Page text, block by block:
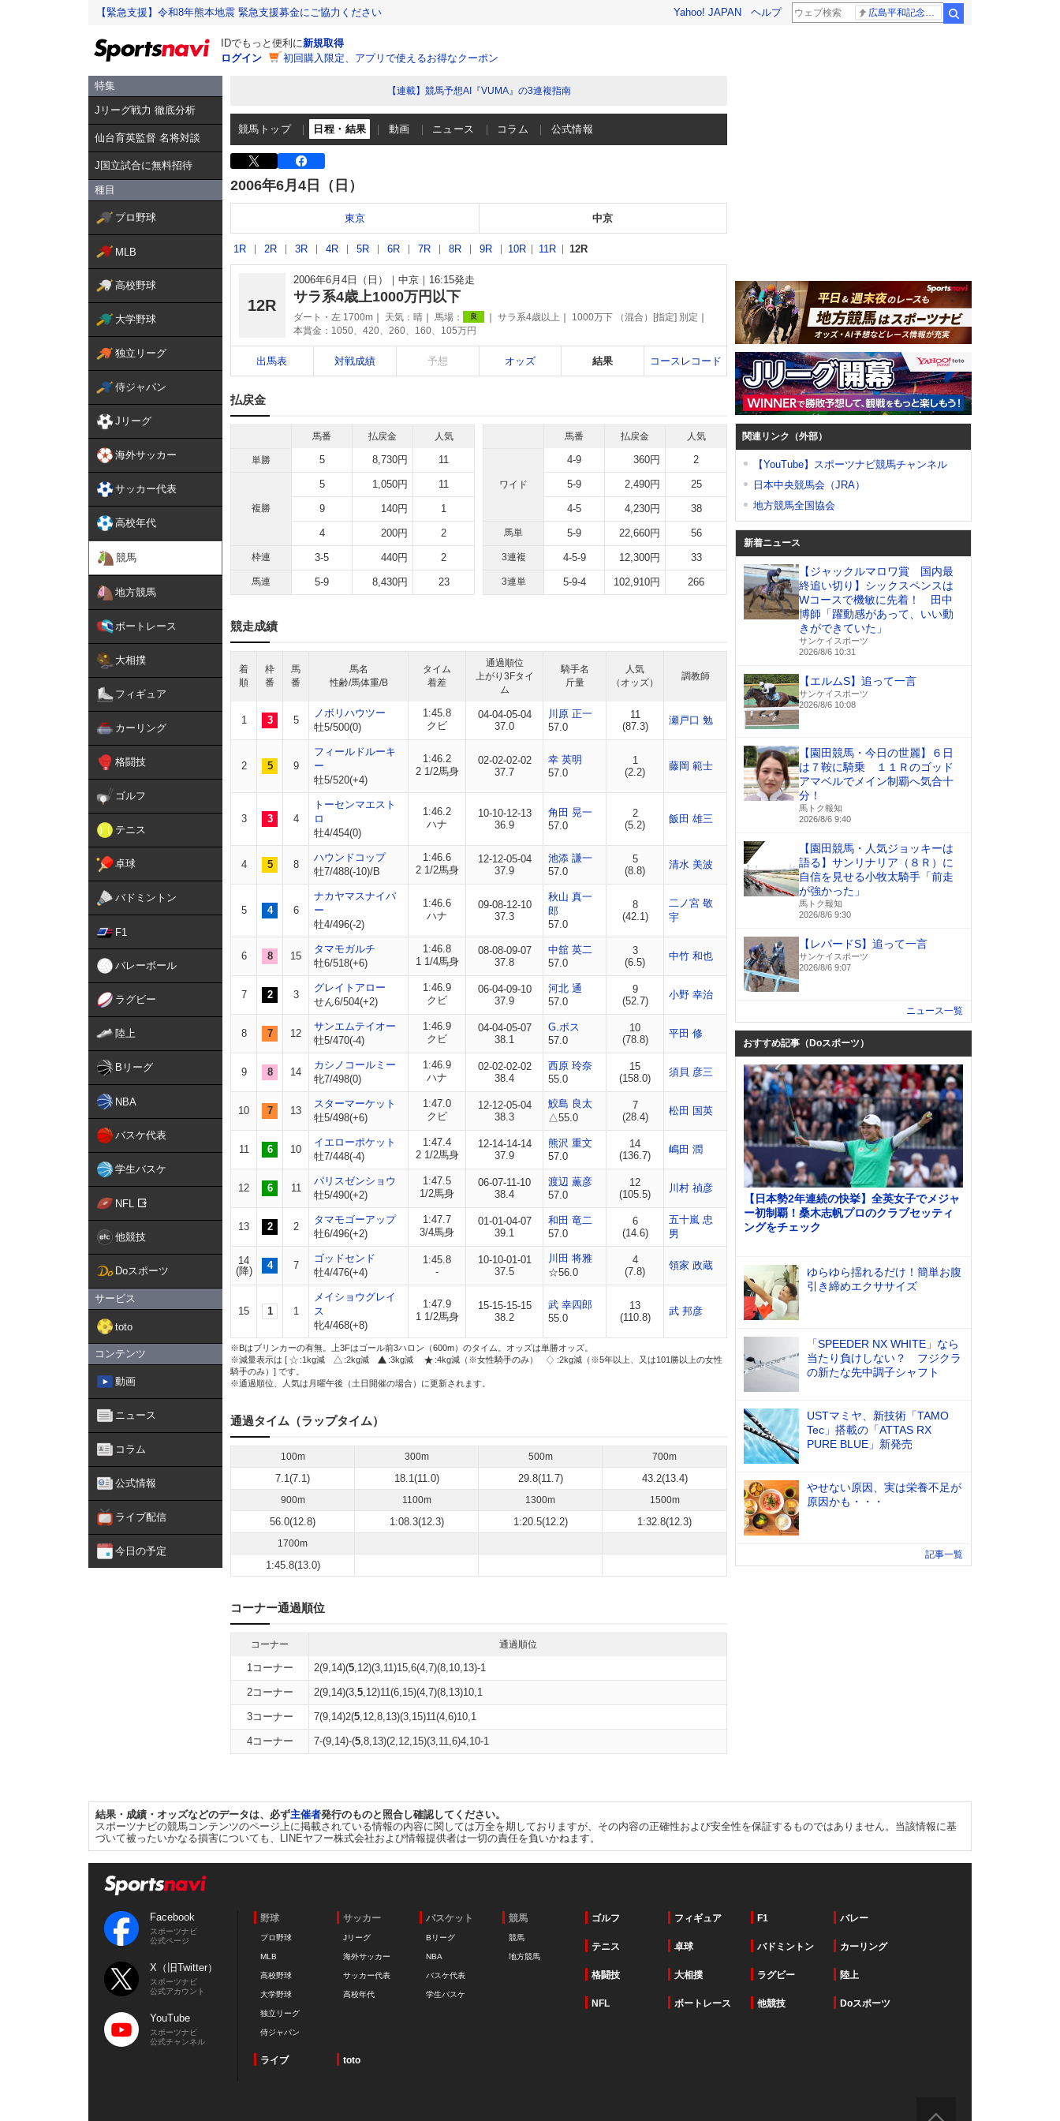
【緊急支援】令和8年熊本地震 緊急支援募金にご協力ください Yahoo! JAPAN ヘルプ
IDでもっと便利に新規取得
ログイン
初回購入限定、アプリで使えるお得なクーポン
特集
Jリーグ戦力 徹底分析
仙台育英監督 名将対談
J国立試合に無料招待
種目
プロ野球
MLB
高校野球
大学野球
独立リーグ
侍ジャパン
Jリーグ
海外サッカー
サッカー代表
高校年代
競馬
地方競馬
ボートレース
大相撲
フィギュア
カーリング
格闘技
ゴルフ
テニス
卓球
バドミントン
F1
バレーボール
ラグビー
陸上
Bリーグ
NBA
バスケ代表
学生バスケ
NFL
他競技
Doスポーツ
サービス
toto
コンテンツ
動画
ニュース
コラム
公式情報
ライブ配信
今日の予定
【連載】競馬予想AI『VUMA』の3連複指南
競馬トップ 日程・結果 動画 ニュース コラム 公式情報
2006年6月4日（日）
東京 中京
1R 2R 3R 4R 5R 6R 7R 8R 9R 10R 11R 12R
12R
2006年6月4日（日） 中京 16:15発走
サラ系4歳上1000万円以下
ダート・左 1700m 天気： 晴 馬場： 良 サラ系4歳以上
1000万下 （混合）[指定] 別定
本賞金：1050、420、260、160、105万円
出馬表 対戦成績 予想 オッズ 結果 コースレコード
払戻金
馬番 払戻金 人気
単勝 5 8,730円 11
複勝
5 1,050円 11
9 140円 1
4 200円 2
枠連 3-5 440円 2
馬連 5-9 8,430円 23
馬番 払戻金 人気
ワイド
4-9 360円 2
5-9 2,490円 25
4-5 4,230円 38
馬単 5-9 22,660円 56
3連複 4-5-9 12,300円 33
3連単 5-9-4 102,910円 266
競走成績
着
順
枠
番
馬
番
馬名
性齢/馬体重/B
タイム
着差
通過順位
上がり3Fタイ
ム
騎手名
斤量
人気
（オッズ）
調教師
1 3 5
ノボリハウツー
牡5/500(0)
1:45.8
クビ
04-04-05-04
37.0
川原 正一
57.0
11
(87.3)
瀬戸口 勉
2 5 9
フィールドルーキ
ー
牡5/520(+4)
1:46.2
2 1/2馬身
02-02-02-02
37.7
幸 英明
57.0
1
(2.2)
藤岡 範士
3 3 4
トーセンマエスト
ロ
牡4/454(0)
1:46.2
ハナ
10-10-12-13
36.9
角田 晃一
57.0
2
(5.2)
飯田 雄三
4 5 8
ハウンドコップ
牡7/488(-10)/B
1:46.6
2 1/2馬身
12-12-05-04
37.9
池添 謙一
57.0
5
(8.8)
清水 美波
5 4 6
ナカヤマスナイパ
ー
牡4/496(-2)
1:46.6
ハナ
09-08-12-10
37.3
秋山 真一
郎
57.0
8
(42.1)
二ノ宮 敬
宇
6 8 15
タマモガルチ
牡6/518(+6)
1:46.8
1 1/4馬身
08-08-09-07
37.8
中舘 英二
57.0
3
(6.5)
中竹 和也
7 2 3
グレイトアロー
せん6/504(+2)
1:46.9
クビ
06-04-09-10
37.9
河北 通
57.0
9
(52.7)
小野 幸治
8 7 12
サンエムテイオー
牡5/470(-4)
1:46.9
クビ
04-04-05-07
38.1
G.ボス
57.0
10
(78.8)
平田 修
9 8 14
カシノコールミー
牝7/498(0)
1:46.9
ハナ
02-02-02-02
38.4
西原 玲奈
55.0
15
(158.0)
須貝 彦三
10 7 13
スターマーケット
牡5/498(+6)
1:47.0
クビ
12-12-05-04
38.3
鮫島 良太
△55.0
7
(28.4)
松田 国英
11 6 10
イエローポケット
牡7/448(-4)
1:47.4
2 1/2馬身
12-14-14-14
37.9
熊沢 重文
57.0
14
(136.7)
嶋田 潤
12 6 11
パリスゼンショウ
牡5/490(+2)
1:47.5
1/2馬身
06-07-11-10
38.4
渡辺 薫彦
57.0
12
(105.5)
川村 禎彦
13 2 2
タマモゴーアップ
牡6/496(+2)
1:47.7
3/4馬身
01-01-04-07
39.1
和田 竜二
57.0
6
(14.6)
五十嵐 忠
男
14
(降)
4 7
ゴッドセンド
牡4/476(+4)
1:45.8
-
10-10-01-01
37.5
川田 将雅
☆56.0
4
(7.8)
領家 政蔵
15 1 1
メイショウグレイ
ス
牝4/468(+8)
1:47.9
1 1/2馬身
15-15-15-15
38.2
武 幸四郎
55.0
13
(110.8)
武 邦彦
※Bはブリンカーの有無。上3Fはゴール前3ハロン（600m）のタイム。オッズは単勝オッズ。
※減量表示は [
:1kg減 :2kg減 :3kg減 :4kg減（※女性騎手のみ）
:2kg減（※5年以上、又は101勝以上の女性
騎手のみ）] です。
※通過順位、人気は月曜午後（土日開催の場合）に更新されます。
通過タイム（ラップタイム）
100m 300m 500m 700m
7.1(7.1) 18.1(11.0) 29.8(11.7) 43.2(13.4)
900m 1100m 1300m 1500m
56.0(12.8) 1:08.3(12.3) 1:20.5(12.2) 1:32.8(12.3)
1700m
1:45.8(13.0)
コーナー通過順位
コーナー 通過順位
1コーナー 2(9,14)(5,12)(3,11)15,6(4,7)(8,10,13)-1
2コーナー 2(9,14)(3,5,12)11(6,15)(4,7)(8,13)10,1
3コーナー 7(9,14)2(5,12,8,13)(3,15)11(4,6)10,1
4コーナー 7-(9,14)-(5,8,13)(2,12,15)(3,11,6)4,10-1
関連リンク（外部）
【YouTube】スポーツナビ競馬チャンネル
日本中央競馬会（JRA）
地方競馬全国協会
新着ニュース
【ジャックルマロワ賞 国内最
終追い切り】シックスペンスは
Wコースで機敏に先着！ 田中
博師「躍動感があって、いい動
きができていた」
サンケイスポーツ
2026/8/6 10:31
【エルムS】追って一言
サンケイスポーツ
2026/8/6 10:08
【園田競馬・今日の世麗】６日
は７鞍に騎乗 １１Ｒのゴッド
アマベルでメイン制覇へ気合十
分！
馬トク報知
2026/8/6 9:40
【園田競馬・人気ジョッキーは
語る】サンリナリア（８Ｒ）に
自信を見せる小牧太騎手「前走
が強かった」
馬トク報知
2026/8/6 9:30
【レパードS】追って一言
サンケイスポーツ
2026/8/6 9:07
ニュース一覧
おすすめ記事（Doスポーツ）
【日本勢2年連続の快挙】全英女子でメジャ
ー初制覇！桑木志帆プロのクラブセッティ
ングをチェック
ゆらゆら揺れるだけ！簡単お腹
引き締めエクササイズ
「SPEEDER NX WHITE」なら
当たり負けしない？ フジクラ
の新たな先中調子シャフト
USTマミヤ、新技術「TAMO
Tec」搭載の「ATTAS RX
PURE BLUE」新発売
やせない原因、実は栄養不足が
原因かも・・・
記事一覧
結果・成績・オッズなどのデータは、必ず主催者発行のものと照合し確認してください。
スポーツナビの競馬コンテンツのページ上に掲載されている情報の内容に関しては万全を期しておりますが、その内容の正確性および安全性を保証するものではありません。当該情報に基
づいて被ったいかなる損害についても、LINEヤフー株式会社および情報提供者は一切の責任を負いかねます。
Facebook
スポーツナビ
公式ページ
X（旧Twitter）
スポーツナビ
公式アカウント
YouTube
スポーツナビ
公式チャンネル
野球
プロ野球
MLB
高校野球
大学野球
独立リーグ
侍ジャパン
サッカー
Jリーグ
海外サッカー
サッカー代表
高校年代
バスケット
Bリーグ
NBA
バスケ代表
学生バスケ
競馬
競馬
地方競馬
ゴルフ フィギュア F1 バレー
テニス 卓球 バドミントン カーリング
格闘技 大相撲 ラグビー 陸上
NFL ボートレース 他競技 Doスポーツ
ライブ toto